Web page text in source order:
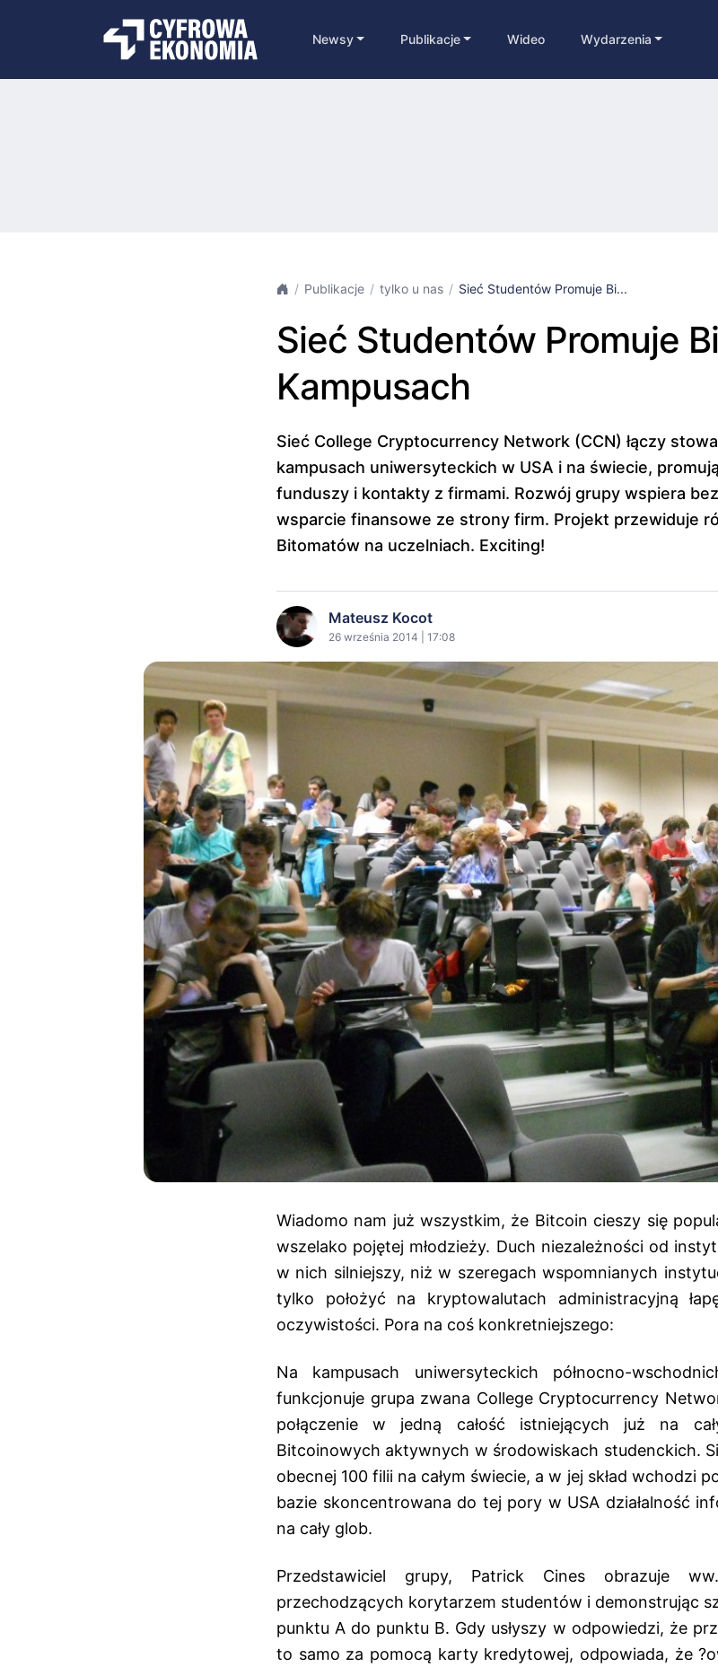
Newsy Publikacje Wideo Wydarzenia
Publikacje tylko u nas Sieć Studentów Promuje Bi...
Sieć Studentów Promuje
Kampusach
Sieć College Cryptocurrency Network (CCN) łączy
kampusach uniwersyteckich w USA i na świecie,
funduszy i kontakty z firmami. Rozwój grupy wspiera
wsparcie finansowe ze strony firm. Projekt przewiduje
Bitomatów na uczelniach. Exciting!
Mateusz Kocot
26 września 2014 | 17:08
Wiadomo nam już wszystkim, że Bitcoin cieszy się
wszelako pojętej młodzieży. Duch niezależności od
w nich silniejszy, niż w szeregach wspomnianych
tylko położyć na kryptowalutach administracyjną
oczywistości. Pora na coś konkretniejszego:
Na kampusach uniwersyteckich północno-
funkcjonuje grupa zwana College Cryptocurrency
połączenie w jedną całość istniejących już na
Bitcoinowych aktywnych w środowiskach studenckich.
obecnej 100 filii na całym świecie, a w jej skład wchodzi
bazie skoncentrowana do tej pory w USA działalność
na cały glob.
Przedstawiciel grupy, Patrick Cines obrazuje ww.
przechodzących korytarzem studentów i demonstrując
punktu A do punktu B. Gdy usłyszy w odpowiedzi, że
to samo za pomocą karty kredytowej, odpowiada, że